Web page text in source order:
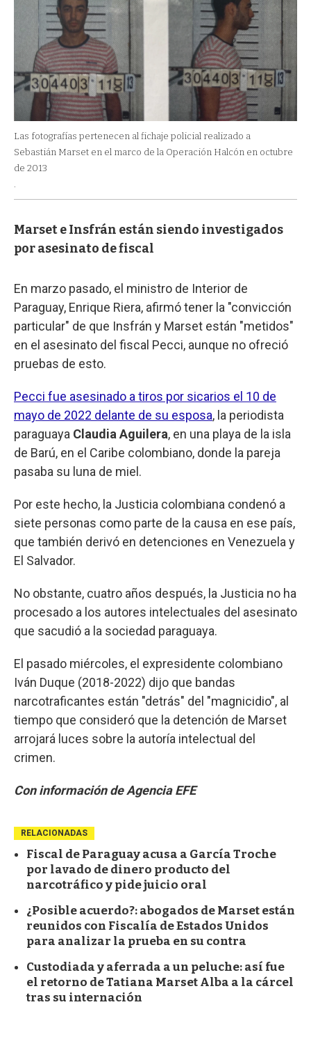
Las fotografías pertenecen al fichaje policial realizado a
Sebastián Marset en el marco de la Operación Halcón en octubre
de 2013
Marset e Insfrán están siendo investigados
por asesinato de fiscal
En marzo pasado, el ministro de Interior de
Paraguay, Enrique Riera, afirmó tener la "convicción
particular" de que Insfrán y Marset están "metidos"
en el asesinato del fiscal Pecci, aunque no ofreció
pruebas de esto.
Pecci fue asesinado a tiros por sicarios el 10 de
mayo de 2022 delante de su esposa, la periodista
paraguaya Claudia Aguilera, en una playa de la isla
de Barú, en el Caribe colombiano, donde la pareja
pasaba su luna de miel.
Por este hecho, la Justicia colombiana condenó a
siete personas como parte de la causa en ese país,
que también derivó en detenciones en Venezuela y
El Salvador.
No obstante, cuatro años después, la Justicia no ha
procesado a los autores intelectuales del asesinato
que sacudió a la sociedad paraguaya.
El pasado miércoles, el expresidente colombiano
Iván Duque (2018-2022) dijo que bandas
narcotraficantes están "detrás" del "magnicidio", al
tiempo que consideró que la detención de Marset
arrojará luces sobre la autoría intelectual del
crimen.
Con información de Agencia EFE
RELACIONADAS
Fiscal de Paraguay acusa a García Troche
por lavado de dinero producto del
narcotráfico y pide juicio oral
¿Posible acuerdo?: abogados de Marset están
reunidos con Fiscalía de Estados Unidos
para analizar la prueba en su contra
Custodiada y aferrada a un peluche: así fue
el retorno de Tatiana Marset Alba a la cárcel
tras su internación